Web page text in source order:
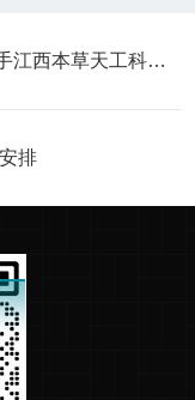
庆祝北京中科环试设备携手江西本草天工科技有限责任公司
排